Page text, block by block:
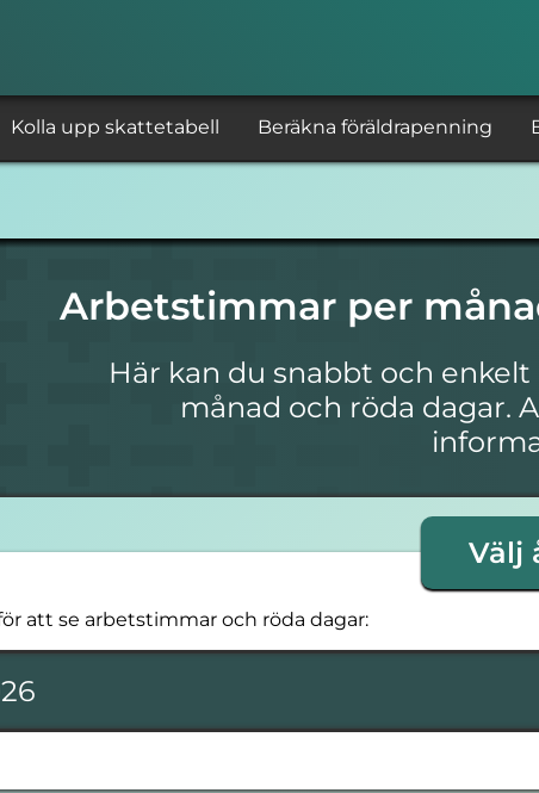
Kolla upp skattetabell Beräkna föräldrapenning
Arbetstimmar per
Här kan du snabbt och
månad och röda dagar.
Välj
att se arbetstimmar och röda dagar: